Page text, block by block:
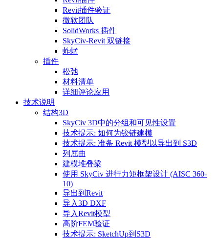
Revit插件验证
微软团队
SolidWorks 插件
SkyCiv-Revit 双链接
蚱蜢
插件
松弛
材料清单
详细评论应用
技术说明
结构3D
SkyCiv 3D中的分组和可见性设置
技术提示: 如何为铰链建模
技术提示: 准备 Revit 模型以导出到 S3D
列屈曲
建模堆叠梁
使用 SkyCiv 进行力矩框架设计 (AISC 360-
10)
导出到Revit
导入3D DXF
导入Revit模型
高阶FEM验证
技术提示: SketchUp到S3D